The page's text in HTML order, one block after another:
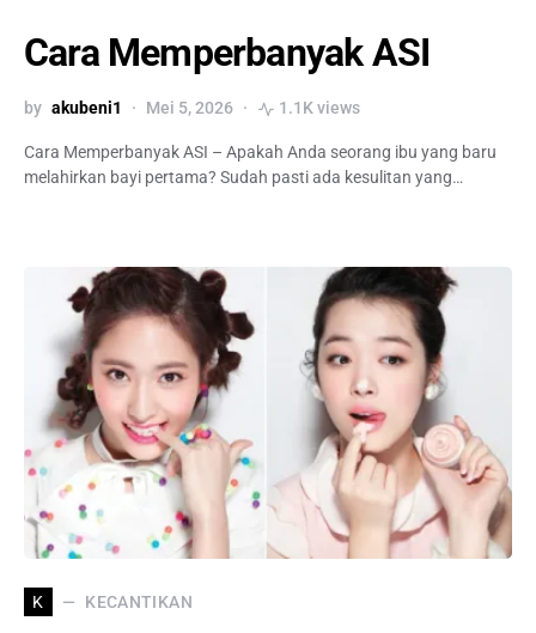
Cara Memperbanyak ASI
by akubeni1 Mei 5, 2026 1.1K views
Cara Memperbanyak ASI – Apakah Anda seorang ibu yang baru
melahirkan bayi pertama? Sudah pasti ada kesulitan yang…
K KECANTIKAN